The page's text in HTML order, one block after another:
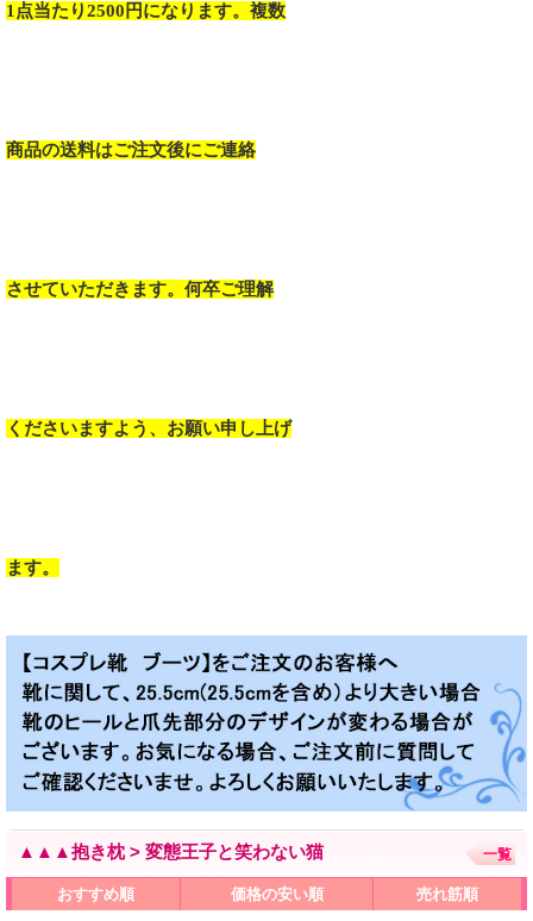
1点当たり2500円になります。複数
商品の送料はご注文後にご連絡
させていただきます。何卒ご理解
くださいますよう、お願い申し上げ
ます。
▲▲▲抱き枕 > 変態王子と笑わない猫 一覧
おすすめ順 価格の安い順 売れ筋順